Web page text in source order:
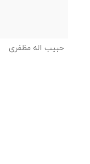
حبیب اله مظفری